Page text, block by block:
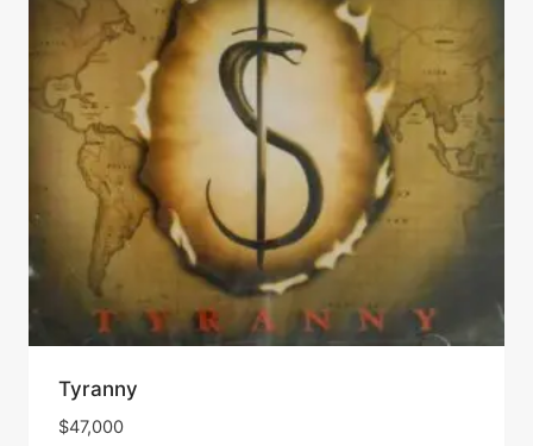
Tyranny
$47,000